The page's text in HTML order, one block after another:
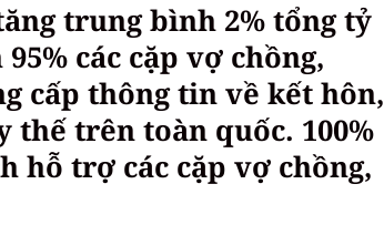
trung bình 2% tổng tỷ
các cặp vợ chồng,
cấp thông tin về kết hôn,
trên toàn quốc. 100%
hỗ trợ các cặp vợ chồng,